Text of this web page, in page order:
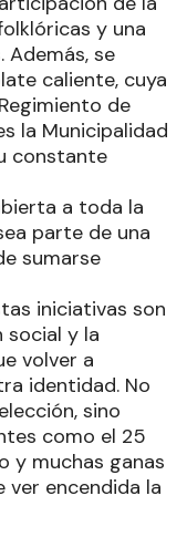
de las
de danza,
de la
y una
Además, se
caliente, cuya
de
la Municipalidad
constante
a toda la
parte de una
sumarse
iniciativas son
social y la
volver a
identidad. No
sino
como el 25